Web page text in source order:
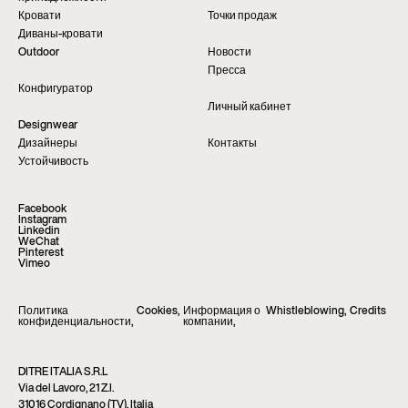
Кровати
Точки продаж
Диваны-кровати
Outdoor
Новости
Пресса
Конфигуратор
Личный кабинет
Designwear
Дизайнеры
Контакты
Устойчивость
Facebook
Instagram
Linkedin
WeChat
Pinterest
Vimeo
Политика
конфиденциальности,
Cookies, Информация о
компании,
Whistleblowing, Credits
DITRE ITALIA S.R.L
Via del Lavoro, 21 Z.I.
31016 Cordignano (TV), Italia